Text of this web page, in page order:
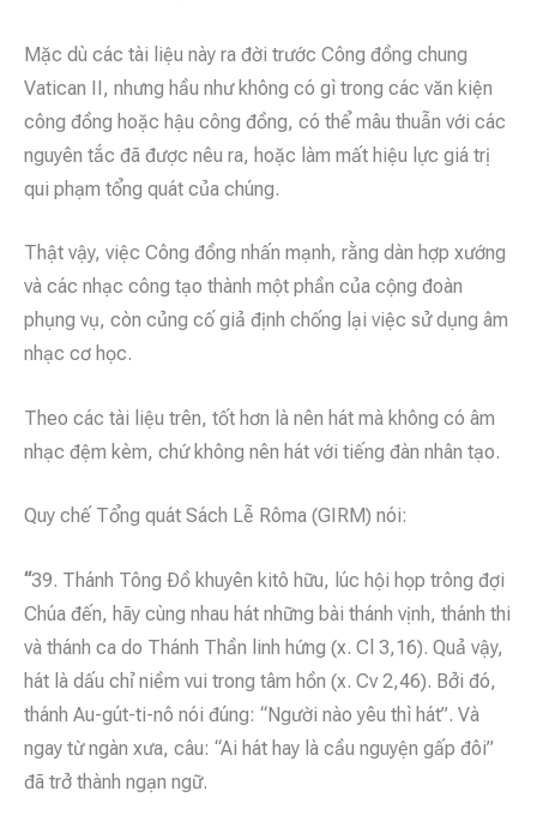
Mặc dù các tài liệu này ra đời trước Công đồng chung
Vatican II, nhưng hầu như không có gì trong các văn kiện
công đồng hoặc hậu công đồng, có thể mâu thuẫn với các
nguyên tắc đã được nêu ra, hoặc làm mất hiệu lực giá trị
qui phạm tổng quát của chúng.
Thật vậy, việc Công đồng nhấn mạnh, rằng dàn hợp xướng
và các nhạc công tạo thành một phần của cộng đoàn
phụng vụ, còn củng cố giả định chống lại việc sử dụng âm
nhạc cơ học.
Theo các tài liệu trên, tốt hơn là nên hát mà không có âm
nhạc đệm kèm, chứ không nên hát với tiếng đàn nhân tạo.
Quy chế Tổng quát Sách Lễ Rôma (GIRM) nói:
“39. Thánh Tông Ðồ khuyên kitô hữu, lúc hội họp trông đợi
Chúa đến, hãy cùng nhau hát những bài thánh vịnh, thánh thi
và thánh ca do Thánh Thần linh hứng (x. Cl 3,16). Quả vậy,
hát là dấu chỉ niềm vui trong tâm hồn (x. Cv 2,46). Bởi đó,
thánh Au-gút-ti-nô nói đúng: “Người nào yêu thì hát”. Và
ngay từ ngàn xưa, câu: “Ai hát hay là cầu nguyện gấp đôi”
đã trở thành ngạn ngữ.